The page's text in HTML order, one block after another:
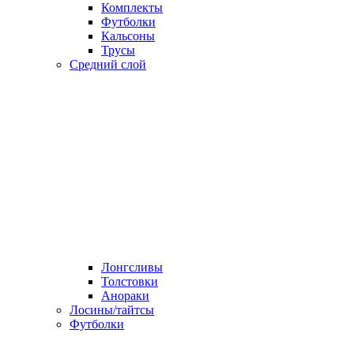
Комплекты
Футболки
Кальсоны
Трусы
Средний слой
Лонгсливы
Толстовки
Анораки
Лосины/тайтсы
Футболки